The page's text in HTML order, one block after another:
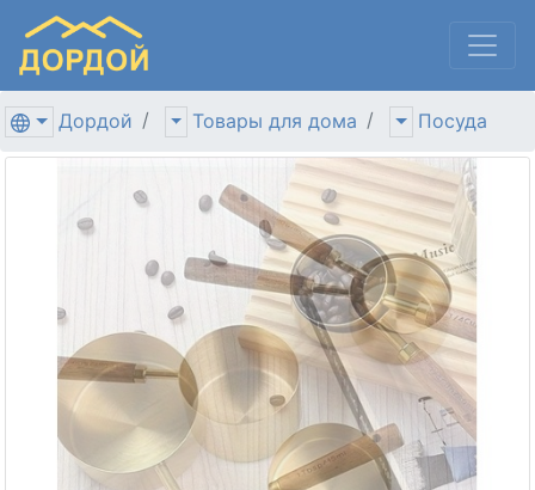
Дордой Товары для дома Посуда